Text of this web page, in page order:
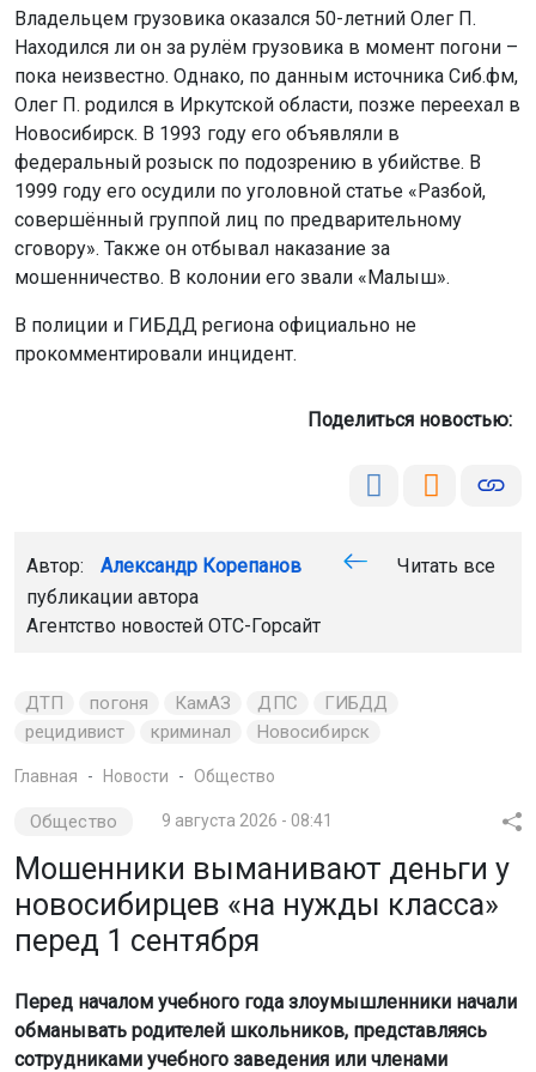
Владельцем грузовика оказался 50-летний Олег П.
Находился ли он за рулём грузовика в момент погони –
пока неизвестно. Однако, по данным источника Сиб.фм,
Олег П. родился в Иркутской области, позже переехал в
Новосибирск. В 1993 году его объявляли в
федеральный розыск по подозрению в убийстве. В
1999 году его осудили по уголовной статье «Разбой,
совершённый группой лиц по предварительному
сговору». Также он отбывал наказание за
мошенничество. В колонии его звали «Малыш».
В полиции и ГИБДД региона официально не
прокомментировали инцидент.
Поделиться новостью:
Автор: Александр Корепанов
Читать все
публикации автора
Агентство новостей ОТС-Горсайт
ДТП погоня КамАЗ ДПС
ГИБДД
рецидивист
криминал Новосибирск
Главная Новости Общество
Общество 9 августа 2026 - 08:41
Мошенники выманивают деньги у
новосибирцев «на нужды класса»
перед 1 сентября
Перед началом учебного года злоумышленники начали
обманывать родителей школьников, представляясь
сотрудниками учебного заведения или членами